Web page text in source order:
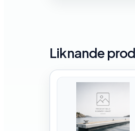
Liknande